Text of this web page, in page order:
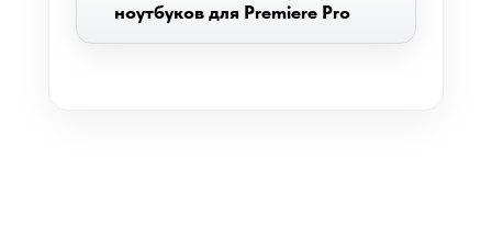
ноутбуков для Premiere Pro